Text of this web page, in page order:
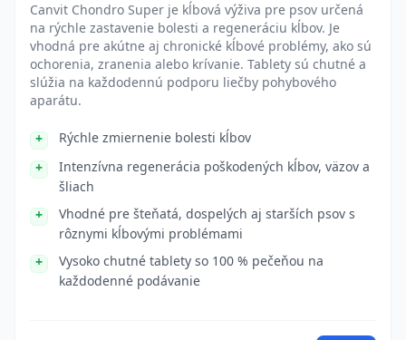
Canvit Chondro Super je kĺbová výživa pre psov určená
na rýchle zastavenie bolesti a regeneráciu kĺbov. Je
vhodná pre akútne aj chronické kĺbové problémy, ako sú
ochorenia, zranenia alebo krívanie. Tablety sú chutné a
slúžia na každodennú podporu liečby pohybového
aparátu.
Rýchle zmiernenie bolesti kĺbov
Intenzívna regenerácia poškodených kĺbov, väzov a
šliach
Vhodné pre šteňatá, dospelých aj starších psov s
rôznymi kĺbovými problémami
Vysoko chutné tablety so 100 % pečeňou na
každodenné podávanie